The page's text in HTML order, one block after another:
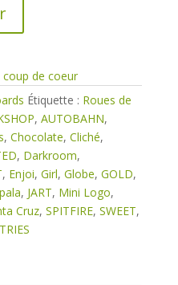
de coeur
Étiquette : Roues de
, AUTOBAHN,
, Chocolate, Cliché,
, Darkroom,
, Enjoi, Girl, Globe, GOLD,
, JART, Mini Logo,
Cruz, SPITFIRE, SWEET,